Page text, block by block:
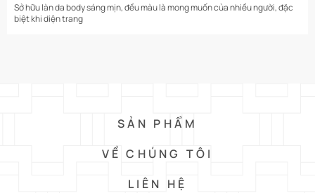
Sở hữu làn da body sáng mịn, đều màu là mong muốn của nhiều người, đặc
biệt khi diện trang
SẢN PHẨM
VỀ CHÚNG TÔI
LIÊN HỆ